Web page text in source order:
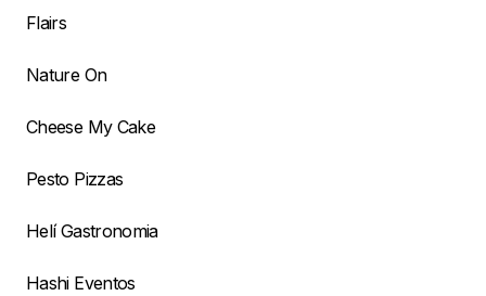
Flairs
Nature On
Cheese My Cake
Pesto Pizzas
Helí Gastronomia
Hashi Eventos